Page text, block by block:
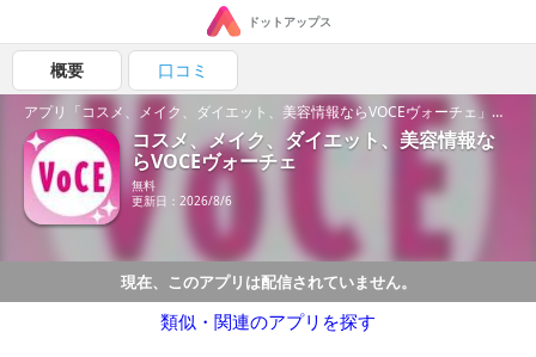
ドットアップス
概要 口コミ
アプリ「コスメ、メイク、ダイエット、美容情報ならVOCEヴォーチェ」の魅力を紹介！
コスメ、メイク、ダイエット、美容情報な
らVOCEヴォーチェ
無料
更新日：2026/8/6
現在、このアプリは配信されていません。
類似・関連のアプリを探す